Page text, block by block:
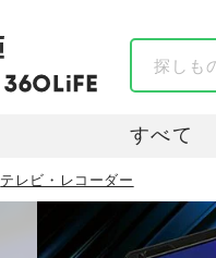
すべて
テレビ・レコーダー